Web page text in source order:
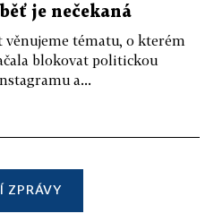
je nečekaná
věnujeme tématu, o kterém
blokovat politickou
a...
ZPRÁVY